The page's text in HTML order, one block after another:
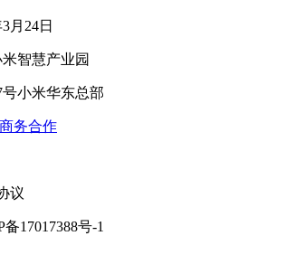
月24日
智慧产业园
小米华东总部
商务合作
议
备17017388号-1